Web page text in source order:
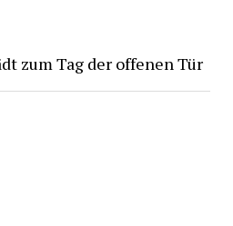
zum Tag der offenen Tür